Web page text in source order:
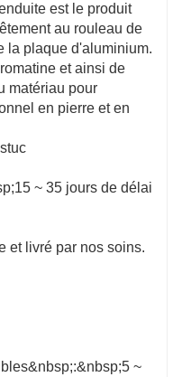
est le produit
au rouleau de
la plaque d'aluminium.
et ainsi de
matériau pour
en pierre et en
~ 35 jours de délai
et livré par nos soins.
~